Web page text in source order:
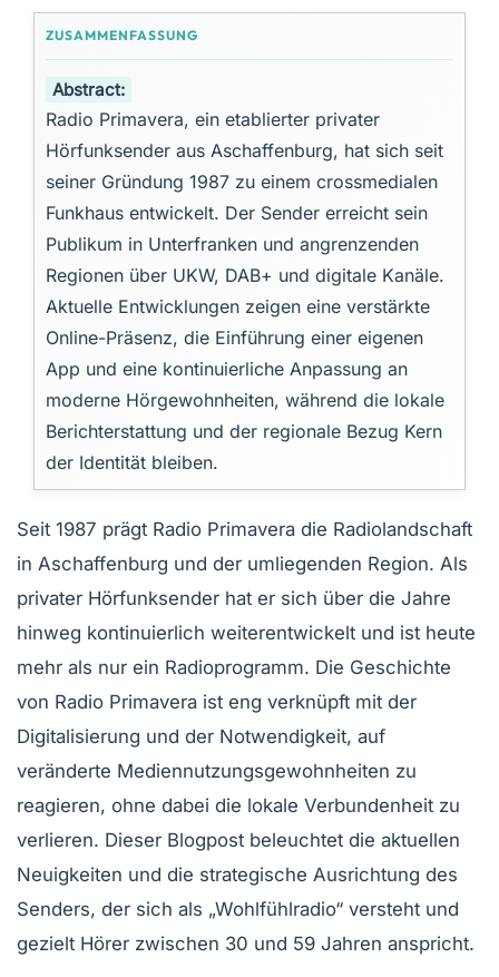
Abstract:
Radio Primavera, ein etablierter privater
Hörfunksender aus Aschaffenburg, hat sich seit
seiner Gründung 1987 zu einem crossmedialen
Funkhaus entwickelt. Der Sender erreicht sein
Publikum in Unterfranken und angrenzenden
Regionen über UKW, DAB+ und digitale Kanäle.
Aktuelle Entwicklungen zeigen eine verstärkte
Online-Präsenz, die Einführung einer eigenen
App und eine kontinuierliche Anpassung an
moderne Hörgewohnheiten, während die lokale
Berichterstattung und der regionale Bezug Kern
der Identität bleiben.
Seit 1987 prägt Radio Primavera die Radiolandschaft
in Aschaffenburg und der umliegenden Region. Als
privater Hörfunksender hat er sich über die Jahre
hinweg kontinuierlich weiterentwickelt und ist heute
mehr als nur ein Radioprogramm. Die Geschichte
von Radio Primavera ist eng verknüpft mit der
Digitalisierung und der Notwendigkeit, auf
veränderte Mediennutzungsgewohnheiten zu
reagieren, ohne dabei die lokale Verbundenheit zu
verlieren. Dieser Blogpost beleuchtet die aktuellen
Neuigkeiten und die strategische Ausrichtung des
Senders, der sich als „Wohlfühlradio“ versteht und
gezielt Hörer zwischen 30 und 59 Jahren anspricht.